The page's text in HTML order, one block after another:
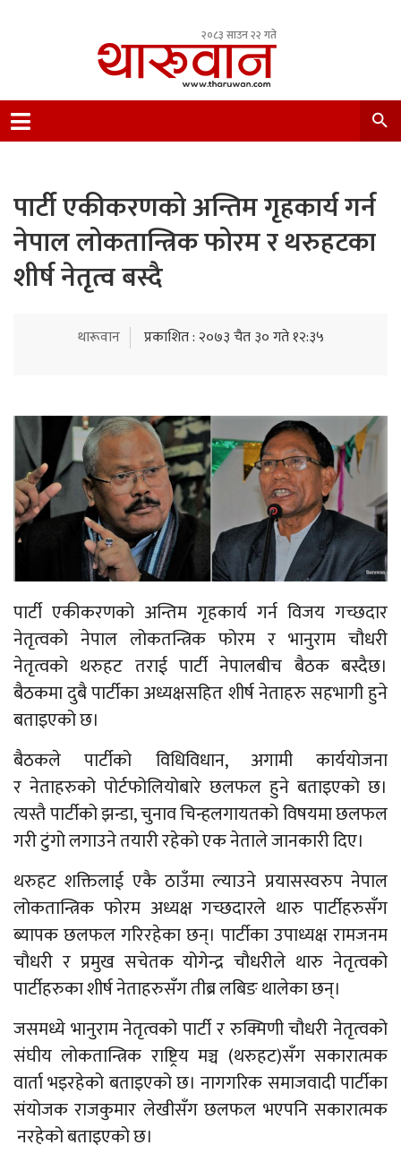
२०८३ साउन २२ गते
Nepal.
पार्टी एकीकरणको अन्तिम गृहकार्य गर्न
नेपाल लोकतान्त्रिक फोरम र थरुहटका
शीर्ष नेतृत्व बस्दै
थारूवान प्रकाशित : २०७३ चैत ३० गते १२:३५
पार्टी एकीकरणको अन्तिम गृहकार्य गर्न विजय गच्छदार
नेतृत्वको नेपाल लोकतन्त्रिक फोरम र भानुराम चौधरी
नेतृत्वको थरुहट तराई पार्टी नेपालबीच बैठक बस्दैछ।
बैठकमा दुबै पार्टीका अध्यक्षसहित शीर्ष नेताहरु सहभागी हुने
बताइएको छ।
बैठकले पार्टीको विधिविधान, अगामी कार्ययोजना
र नेताहरुको पोर्टफोलियोबारे छलफल हुने बताइएको छ।
त्यस्तै पार्टीको झन्डा, चुनाव चिन्हलगायतको विषयमा छलफल
गरी टुंगो लगाउने तयारी रहेको एक नेताले जानकारी दिए।
थरुहट शक्तिलाई एकै ठाउँमा ल्याउने प्रयासस्वरुप नेपाल
लोकतान्त्रिक फोरम अध्यक्ष गच्छदारले थारु पार्टीहरुसँग
ब्यापक छलफल गरिरहेका छन्। पार्टीका उपाध्यक्ष रामजनम
चौधरी र प्रमुख सचेतक योगेन्द्र चौधरीले थारु नेतृत्वको
पार्टीहरुका शीर्ष नेताहरुसँग तीब्र लबिङ थालेका छन्।
जसमध्ये भानुराम नेतृत्वको पार्टी र रुक्मिणी चौधरी नेतृत्वको
संघीय लोकतान्त्रिक राष्ट्रिय मञ्च (थरुहट)सँग सकारात्मक
वार्ता भइरहेको बताइएको छ। नागगरिक समाजवादी पार्टीका
संयोजक राजकुमार लेखीसँग छलफल भएपनि सकारात्मक
नरहेको बताइएको छ।